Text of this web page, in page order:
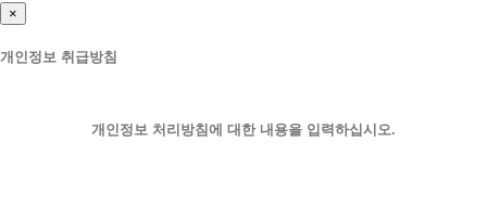
×
개인정보 취급방침
개인정보 처리방침에 대한 내용을 입력하십시오.